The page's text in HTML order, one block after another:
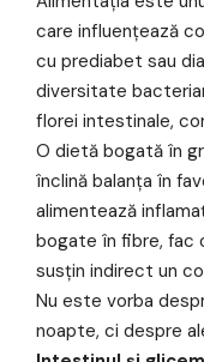
care influențează
cu prediabet sau
diversitate
florei intestinale,
O dietă bogată în
înclină balanța în
alimentează
bogate în fibre, fac
susțin indirect un
Nu este vorba
noapte, ci despre